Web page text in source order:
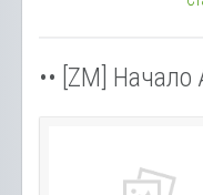
•• [ZM] Начало